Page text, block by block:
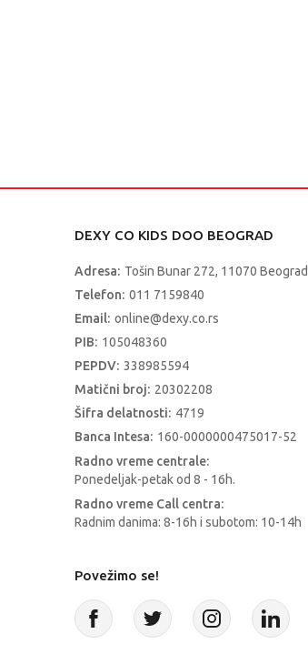
DEXY CO KIDS DOO BEOGRAD
Adresa: Tošin Bunar 272, 11070 Beograd
Telefon: 011 7159840
Email: online@dexy.co.rs
PIB: 105048360
PEPDV: 338985594
Matični broj: 20302208
Šifra delatnosti: 4719
Banca Intesa: 160-0000000475017-52
Radno vreme centrale:
Ponedeljak-petak od 8 - 16h.
Radno vreme Call centra:
Radnim danima: 8-16h i subotom: 10-14h
Povežimo se!